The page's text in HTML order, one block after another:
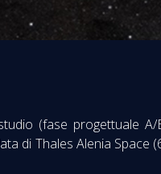
(fase progettuale
di Thales Alenia Space